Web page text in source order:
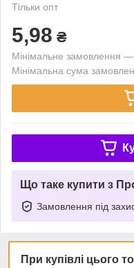
Тільки опт
5,98 ₴
Мінімальне замовлення
Мінімальна сума
Що таке купити з
Замовлення під
При купівлі цього